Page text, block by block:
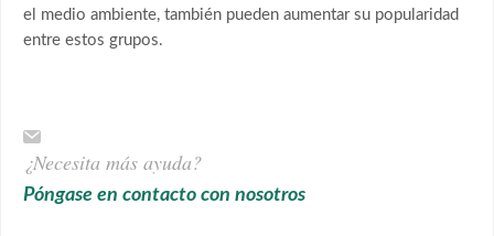
el medio ambiente, también pueden aumentar su popularidad
entre estos grupos.
¿Necesita más ayuda?
Póngase en contacto con nosotros